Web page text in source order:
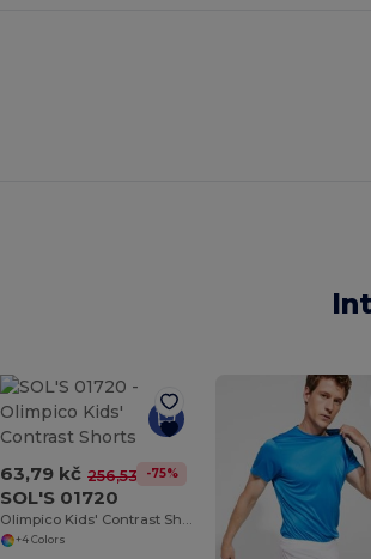
63,79 kč 256,53 kč-75%
SOL'S 01720
+4 Colors